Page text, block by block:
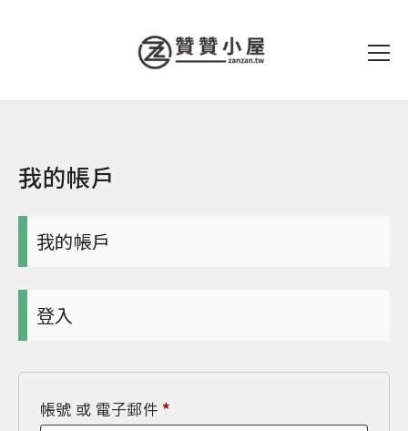
我的帳戶
我的帳戶
登入
帳號 或 電子郵件 *